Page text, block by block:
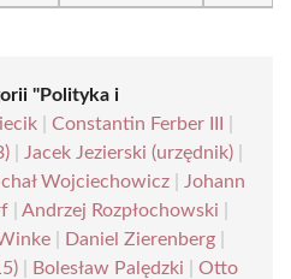
"Polityka i
Constantin Ferber III
Jacek Jezierski (urzędnik)
Wojciechowicz
Johann
Andrzej Rozpłochowski
Daniel Zierenberg
Bolesław Palędzki
Otto